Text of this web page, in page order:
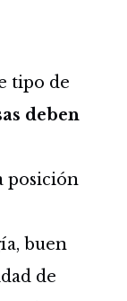
tipo de
deben
posición
buen
de